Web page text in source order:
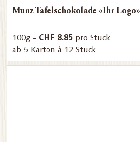
Munz Tafelschokolade «Ihr Logo»
100g - CHF 8.85 pro Stück
ab 5 Karton à 12 Stück